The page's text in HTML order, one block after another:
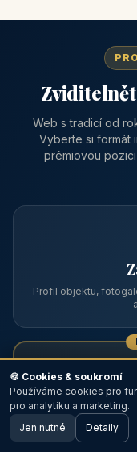
Web s tradicí od
Vyberte si formát
prémiovou
Profil objektu,
TOP pozice na
🖥️ Desktop verze
🍪 Cookies & soukromí
Používáme cookies pro
pro analytiku a marketing.
Jen nutné Detaily